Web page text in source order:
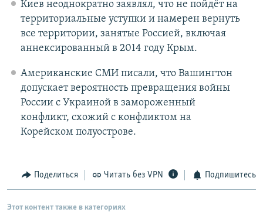
Киев неоднократно заявлял, что не пойдёт на
территориальные уступки и намерен вернуть
все территории, занятые Россией, включая
аннексированный в 2014 году Крым.
Американские СМИ писали, что Вашингтон
допускает вероятность превращения войны
России с Украиной в замороженный
конфликт, схожий с конфликтом на
Корейском полуострове.
Поделиться Читать без VPN Подпишитесь
Этот контент также в категориях